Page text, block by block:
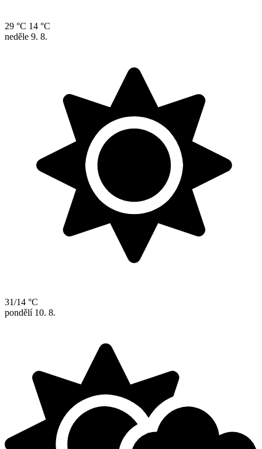
29 °C 14 °C
neděle 9. 8.
31/14 °C
pondělí 10. 8.